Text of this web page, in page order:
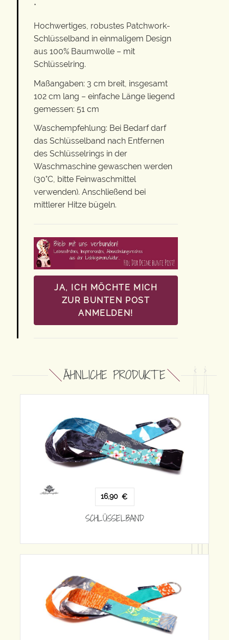
*
Hochwertiges, robustes Patchwork-
Schlüsselband in einmaligem Design
aus 100% Baumwolle – mit
Schlüsselring.
Maßangaben: 3 cm breit, insgesamt
102 cm lang – einfache Länge liegend
gemessen: 51 cm
Waschempfehlung: Bei Bedarf darf
das Schlüsselband nach Entfernen
des Schlüsselrings in der
Waschmaschine gewaschen werden
(30°C, bitte Feinwaschmittel
verwenden). Anschließend bei
mittlerer Hitze bügeln.
JA, ICH MÖCHTE MICH
ZUR BUNTEN POST
ANMELDEN!
ÄHNLICHE PRODUKTE